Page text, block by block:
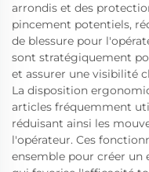
arrondis et des
pincement potentiels,
de blessure pour
sont stratégiquement
et assurer une visibilité
La disposition
articles fréquemment
réduisant ainsi les
l'opérateur. Ces
ensemble pour créer un